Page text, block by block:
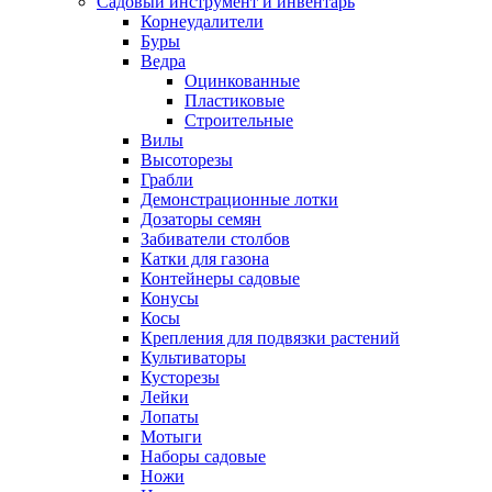
Корнеудалители
Буры
Ведра
Оцинкованные
Пластиковые
Строительные
Вилы
Высоторезы
Грабли
Демонстрационные лотки
Дозаторы семян
Забиватели столбов
Катки для газона
Контейнеры садовые
Конусы
Косы
Крепления для подвязки растений
Культиваторы
Кусторезы
Лейки
Лопаты
Мотыги
Наборы садовые
Ножи